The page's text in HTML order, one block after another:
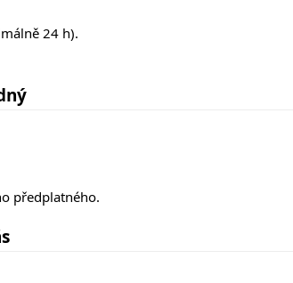
24 h).
předplatného.